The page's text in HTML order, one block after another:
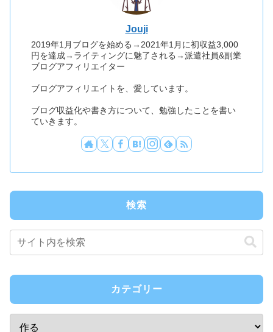
Jouji
2019年1月ブログを始める→2021年1月に初収益3,000
円を達成→ライティングに魅了される→派遣社員&副業
ブログアフィリエイター
ブログアフィリエイトを、愛しています。
ブログ収益化や書き方について、勉強したことを書い
ていきます。
検索
カテゴリー